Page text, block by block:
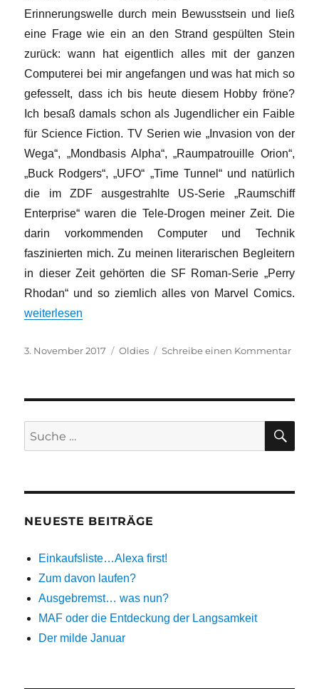
Erinnerungswelle durch mein Bewusstsein und ließ
eine Frage wie ein an den Strand gespülten Stein
zurück: wann hat eigentlich alles mit der ganzen
Computerei bei mir angefangen und was hat mich so
gefesselt, dass ich bis heute diesem Hobby fröne?
Ich besaß damals schon als Jugendlicher ein Faible
für Science Fiction. TV Serien wie „Invasion von der
Wega“, „Mondbasis Alpha“, „Raumpatrouille Orion“,
„Buck Rodgers“, „UFO“ „Time Tunnel“ und natürlich
die im ZDF ausgestrahlte US-Serie „Raumschiff
Enterprise“ waren die Tele-Drogen meiner Zeit. Die
darin vorkommenden Computer und Technik
faszinierten mich. Zu meinen literarischen Begleitern
in dieser Zeit gehörten die SF Roman-Serie „Perry
Rhodan“ und so ziemlich alles von Marvel Comics.
„Marterpfähle oder die Kunst der
weiterlesen
Veröffentlicht
3. November 2017 Kategorien
Oldies Schreibe einen Kommentarzu
der
Suche
nach:
NEUESTE BEITRÄGE
Einkaufsliste…Alexa first!
Zum davon laufen?
Ausgebremst… was nun?
MAF oder die Entdeckung der Langsamkeit
Der milde Januar